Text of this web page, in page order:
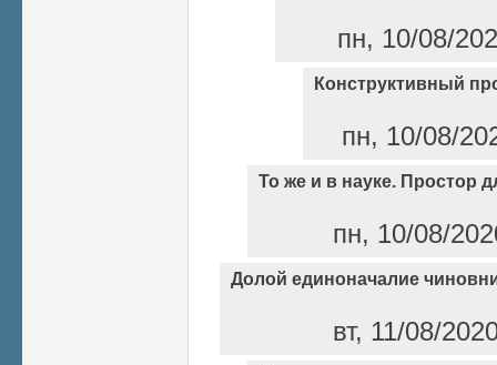
пн, 10/08/
Конструктивный
пн, 10/08/
То же и в науке. Простор
пн, 10/08/
Долой единоначалие
вт, 11/08/